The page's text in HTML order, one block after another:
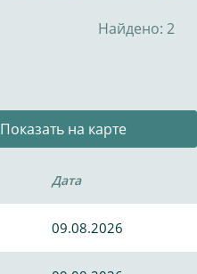
Найдено: 2
Показать на карте
Дата
09.08.2026